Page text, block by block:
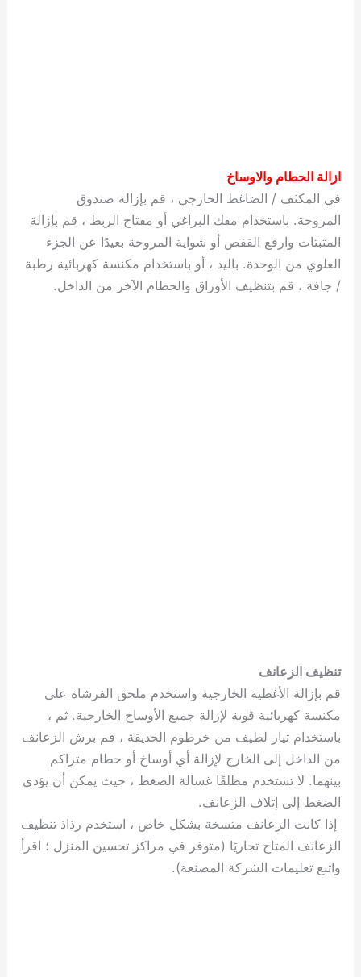
ازالة الحطام والاوساخ
في المكثف / الضاغط الخارجي ، قم بإزالة صندوق
المروحة. باستخدام مفك البراغي أو مفتاح الربط ، قم بإزالة
المثبتات وارفع القفص أو شواية المروحة بعيدًا عن الجزء
العلوي من الوحدة. باليد ، أو باستخدام مكنسة كهربائية رطبة
/ جافة ، قم بتنظيف الأوراق والحطام الآخر من الداخل.
تنظيف الزعانف
قم بإزالة الأغطية الخارجية واستخدم ملحق الفرشاة على
مكنسة كهربائية قوية لإزالة جميع الأوساخ الخارجية. ثم ،
باستخدام تيار لطيف من خرطوم الحديقة ، قم برش الزعانف
من الداخل إلى الخارج لإزالة أي أوساخ أو حطام متراكم
بينهما. لا تستخدم مطلقًا غسالة الضغط ، حيث يمكن أن يؤدي
الضغط إلى إتلاف الزعانف.
إذا كانت الزعانف متسخة بشكل خاص ، استخدم رذاذ تنظيف
الزعانف المتاح تجاريًا (متوفر في مراكز تحسين المنزل ؛ اقرأ
واتبع تعليمات الشركة المصنعة).